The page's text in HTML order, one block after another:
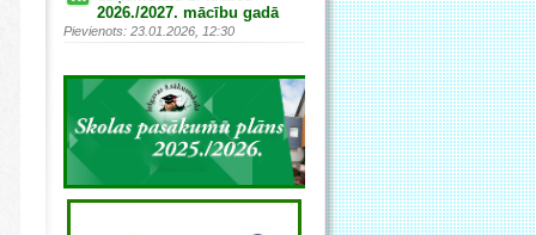
2026./2027. mācību gadā
Pievienots: 23.01.2026, 12:30